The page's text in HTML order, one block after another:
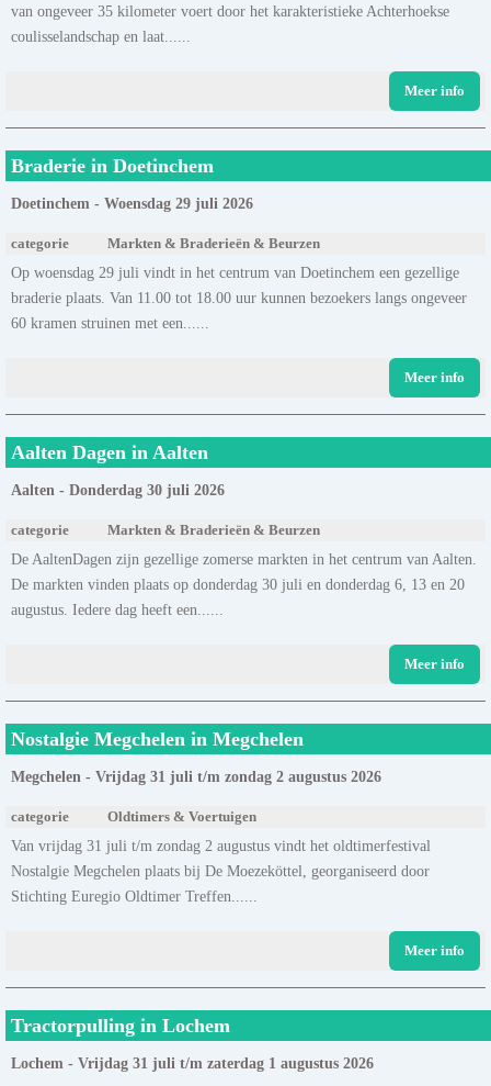
van ongeveer 35 kilometer voert door het karakteristieke Achterhoekse
coulisselandschap en laat......
Meer info
Braderie in Doetinchem
Doetinchem - Woensdag 29 juli 2026
categorie Markten & Braderieën & Beurzen
Op woensdag 29 juli vindt in het centrum van Doetinchem een gezellige
braderie plaats. Van 11.00 tot 18.00 uur kunnen bezoekers langs ongeveer
60 kramen struinen met een......
Meer info
Aalten Dagen in Aalten
Aalten - Donderdag 30 juli 2026
categorie Markten & Braderieën & Beurzen
De AaltenDagen zijn gezellige zomerse markten in het centrum van Aalten.
De markten vinden plaats op donderdag 30 juli en donderdag 6, 13 en 20
augustus. Iedere dag heeft een......
Meer info
Nostalgie Megchelen in Megchelen
Megchelen - Vrijdag 31 juli t/m zondag 2 augustus 2026
categorie Oldtimers & Voertuigen
Van vrijdag 31 juli t/m zondag 2 augustus vindt het oldtimerfestival
Nostalgie Megchelen plaats bij De Moezeköttel, georganiseerd door
Stichting Euregio Oldtimer Treffen......
Meer info
Tractorpulling in Lochem
Lochem - Vrijdag 31 juli t/m zaterdag 1 augustus 2026